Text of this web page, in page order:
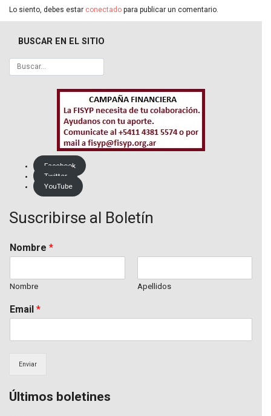
Lo siento, debes estar conectado para publicar un comentario.
BUSCAR EN EL SITIO
Facebook
Twitter
YouTube
Suscribirse al Boletín
Nombre *
Nombre Apellidos
Email *
Enviar
Últimos boletines